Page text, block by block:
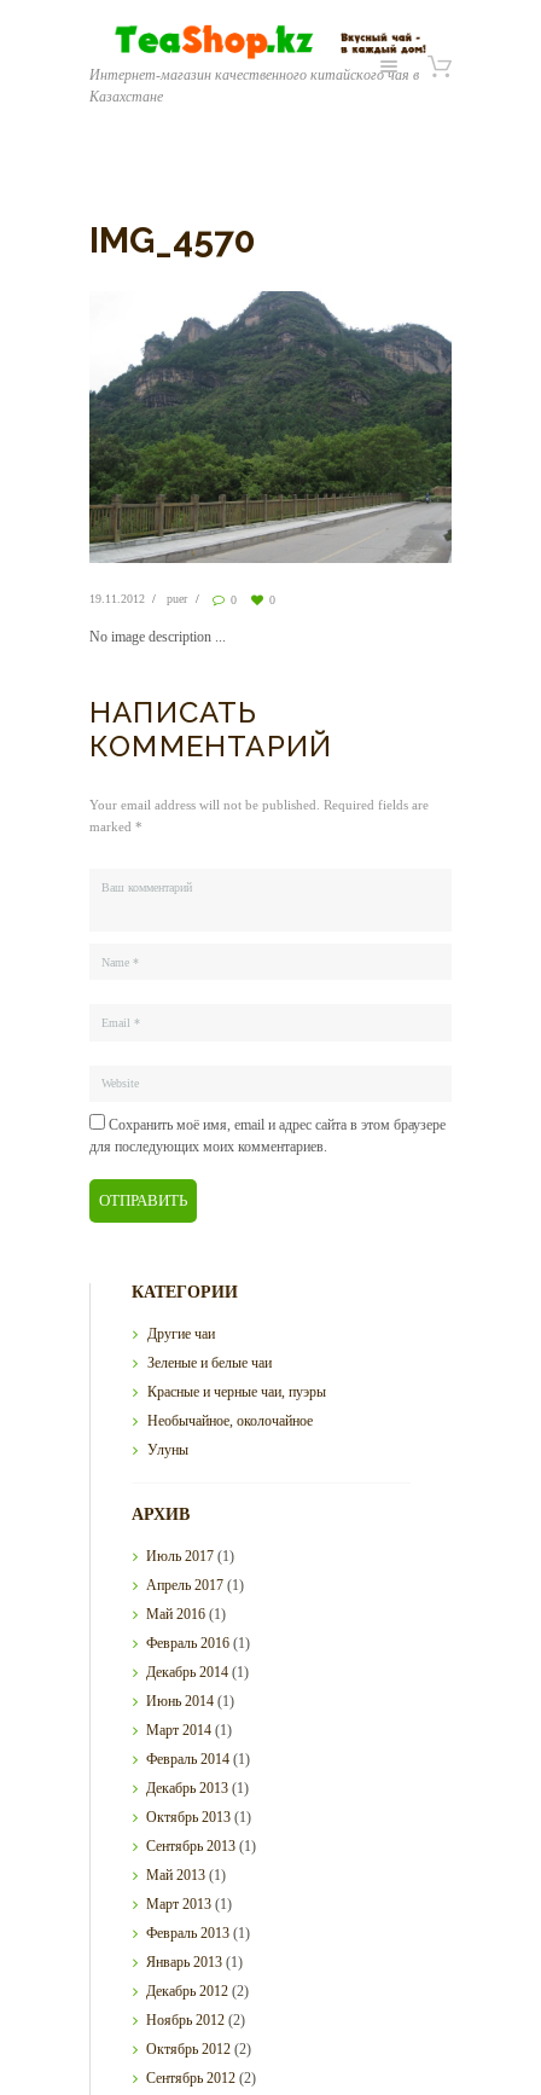
Интернет-магазин качественного китайского чая в
Казахстане
IMG_4570
19.11.2012 puer 0 0
No image description ...
НАПИСАТЬ
КОММЕНТАРИЙ
Your email address will not be published. Required fields are
marked *
Сохранить моё имя, email и адрес сайта в этом браузере
для последующих моих комментариев.
КАТЕГОРИИ
Другие чаи
Зеленые и белые чаи
Красные и черные чаи, пуэры
Необычайное, околочайное
Улуны
АРХИВ
Июль2017 (1)
Апрель2017 (1)
Май2016 (1)
Февраль2016 (1)
Декабрь2014 (1)
Июнь2014 (1)
Март2014 (1)
Февраль2014 (1)
Декабрь2013 (1)
Октябрь2013 (1)
Сентябрь2013 (1)
Май2013 (1)
Март2013 (1)
Февраль2013 (1)
Январь2013 (1)
Декабрь2012 (2)
Ноябрь2012 (2)
Октябрь2012 (2)
Сентябрь2012 (2)